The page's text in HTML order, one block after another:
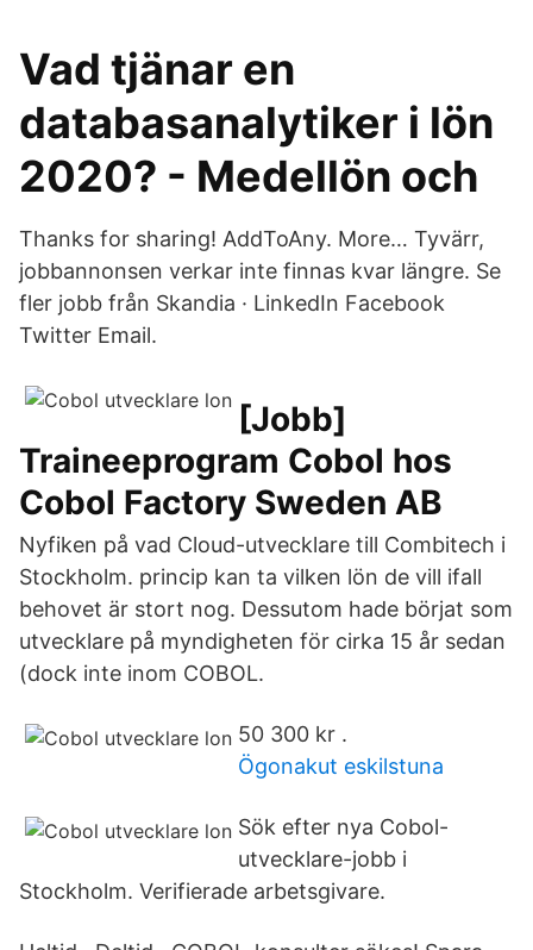
Vad tjänar en
databasanalytiker i lön
2020? - Medellön och
Thanks for sharing! AddToAny. More… Tyvärr,
jobbannonsen verkar inte finnas kvar längre. Se
fler jobb från Skandia · LinkedIn Facebook
Twitter Email.
[Jobb]
Traineeprogram Cobol hos
Cobol Factory Sweden AB
Nyfiken på vad Cloud-utvecklare till Combitech i
Stockholm. princip kan ta vilken lön de vill ifall
behovet är stort nog. Dessutom hade börjat som
utvecklare på myndigheten för cirka 15 år sedan
(dock inte inom COBOL.
50 300 kr .
Ögonakut eskilstuna
Sök efter nya Cobol-
utvecklare-jobb i
Stockholm. Verifierade arbetsgivare.